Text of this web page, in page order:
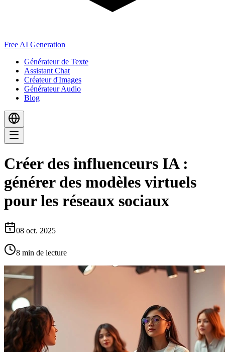
Free AI Generation
Générateur de Texte
Assistant Chat
Créateur d'Images
Générateur Audio
Blog
Créer des influenceurs IA :
générer des modèles virtuels
pour les réseaux sociaux
08 oct. 2025
8 min de lecture